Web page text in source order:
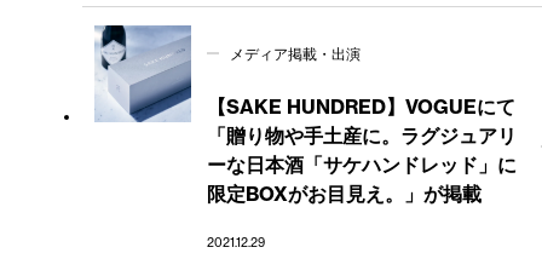
メディア掲載・出演
【SAKE HUNDRED】VOGUEにて
「贈り物や手土産に。ラグジュアリ
ーな日本酒「サケハンドレッド」に
限定BOXがお目見え。」が掲載
2021.12.29